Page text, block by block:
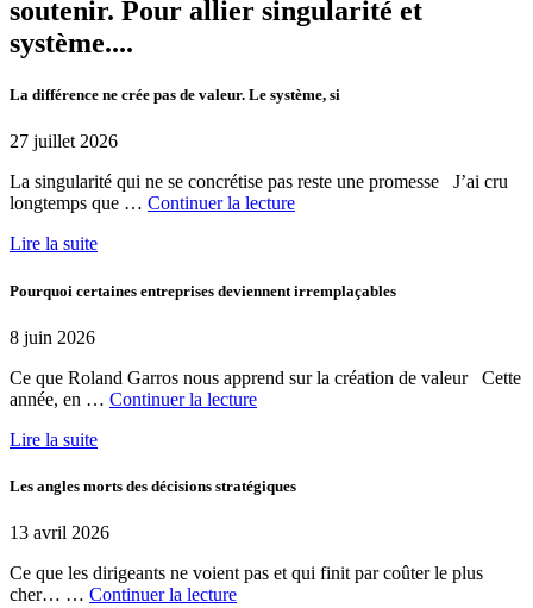
soutenir. Pour allier singularité et
système....
La différence ne crée pas de valeur. Le système, si
27 juillet 2026
La singularité qui ne se concrétise pas reste une promesse J’ai cru
longtemps que … Continuer la lecturede
crée
Le
Lire la suite
Pourquoi certaines entreprises deviennent irremplaçables
8 juin 2026
Ce que Roland Garros nous apprend sur la création de valeur Cette
année, en … Continuer la lecturede
deviennent
Lire la suite
Les angles morts des décisions stratégiques
13 avril 2026
Ce que les dirigeants ne voient pas et qui finit par coûter le plus
cher… … Continuer la lecturede